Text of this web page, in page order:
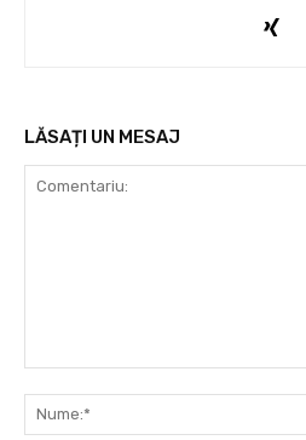
LĂSAȚI UN MESAJ